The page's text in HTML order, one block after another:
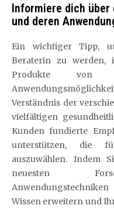
Informiere dich über
und deren
Ein wichtiger Tipp,
Beraterin zu
Produkte von
Verständnis der
vielfältigen
Kunden fundierte
unterstützen, die
auszuwählen. Indem
neuesten
Wissen erweitern und